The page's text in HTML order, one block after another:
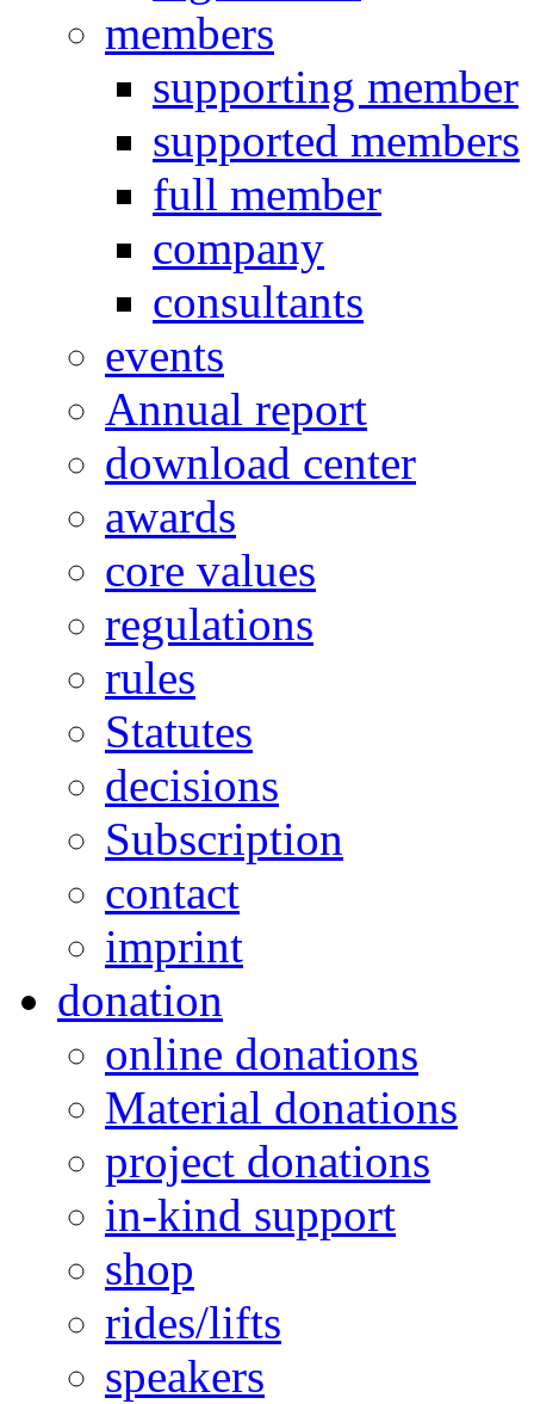
members
supporting member
supported members
full member
company
consultants
events
Annual report
download center
awards
core values
regulations
rules
Statutes
decisions
Subscription
contact
imprint
donation
online donations
Material donations
project donations
in-kind support
shop
rides/lifts
speakers